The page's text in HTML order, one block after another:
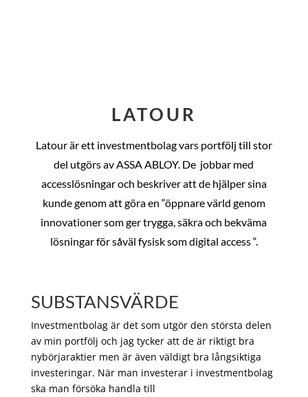
LATOUR
Latour är ett investmentbolag vars portfölj till stor
del utgörs av ASSA ABLOY. De jobbar med
accesslösningar och beskriver att de hjälper sina
kunde genom att göra en “öppnare värld genom
innovationer som ger trygga, säkra och bekväma
lösningar för såväl fysisk som digital access “.
SUBSTANSVÄRDE
Investmentbolag är det som utgör den största delen
av min portfölj och jag tycker att de är riktigt bra
nybörjaraktier men är även väldigt bra långsiktiga
investeringar. När man investerar i investmentbolag
ska man försöka handla till